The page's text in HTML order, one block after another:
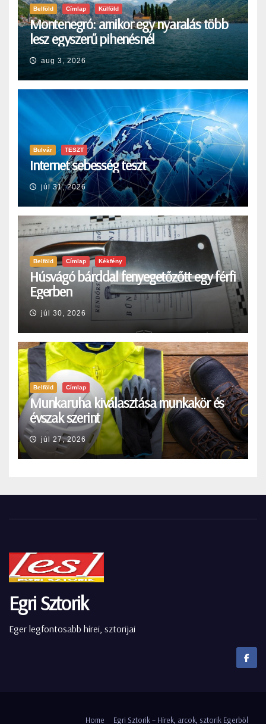
Belföld Címlap Külföld
Montenegró: amikor egy nyaralás több
lesz egyszerű pihenésnél
aug 3, 2026
Bulvár TESZT
Internet sebesség teszt
júl 31, 2026
Belföld Címlap Kékfény
Húsvágó bárddal fenyegetőzőtt egy férfi
Egerben
júl 30, 2026
Belföld Címlap
Munkaruha kiválasztása munkakör és
évszak szerint
júl 27, 2026
Egri Sztorik
Eger legfontosabb hírei, sztorijai
Home Egri Sztorik – Hírek, arcok, sztorik Egerből